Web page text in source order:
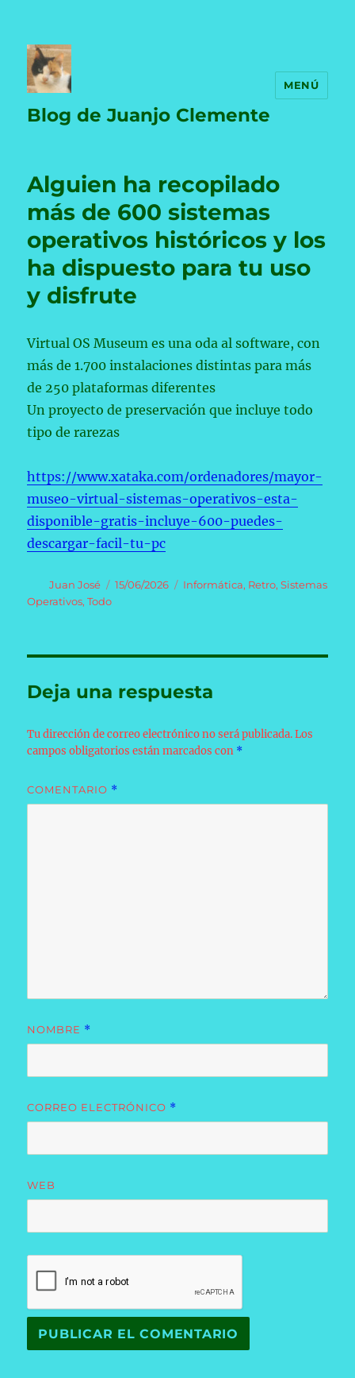
Blog de Juanjo Clemente
MENÚ
Alguien ha recopilado
más de 600 sistemas
operativos históricos y los
ha dispuesto para tu uso
y disfrute
Virtual OS Museum es una oda al software, con
más de 1.700 instalaciones distintas para más
de 250 plataformas diferentes
Un proyecto de preservación que incluye todo
tipo de rarezas
https://www.xataka.com/ordenadores/mayor-
museo-virtual-sistemas-operativos-esta-
disponible-gratis-incluye-600-puedes-
descargar-facil-tu-pc
Autor
Juan José
Publicado
15/06/2026 Categorías
Informática, Retro,Sistemas
Operativos,Todo
Deja una respuesta
Tu dirección de correo electrónico no será publicada. Los
campos obligatorios están marcados con *
COMENTARIO *
NOMBRE *
CORREO ELECTRÓNICO *
WEB